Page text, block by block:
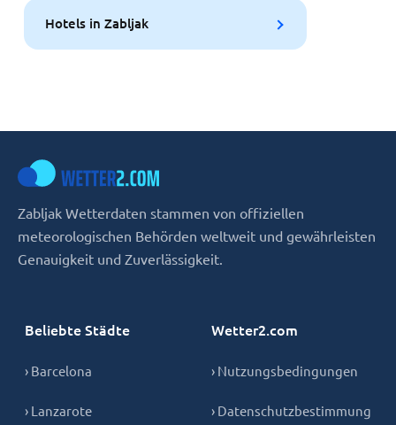
Hotels in Zabljak
Zabljak Wetterdaten stammen von offiziellen
meteorologischen Behörden weltweit und gewährleisten
Genauigkeit und Zuverlässigkeit.
Beliebte Städte
› Barcelona
› Lanzarote
Wetter2.com
› Nutzungsbedingungen
› Datenschutzbestimmung